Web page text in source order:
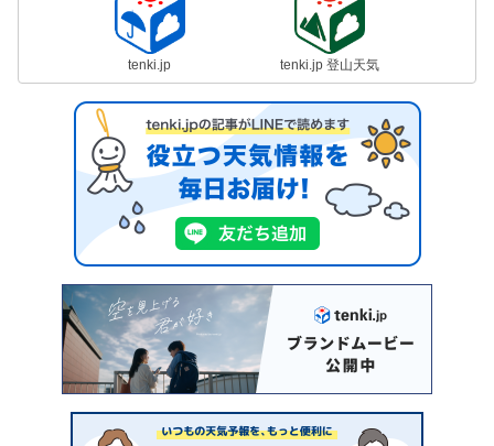
tenki.jp tenki.jp 登山天気